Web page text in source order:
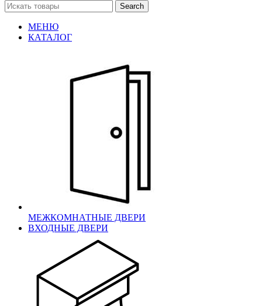
Search
МЕНЮ
КАТАЛОГ
МЕЖКОМНАТНЫЕ ДВЕРИ
ВХОДНЫЕ ДВЕРИ